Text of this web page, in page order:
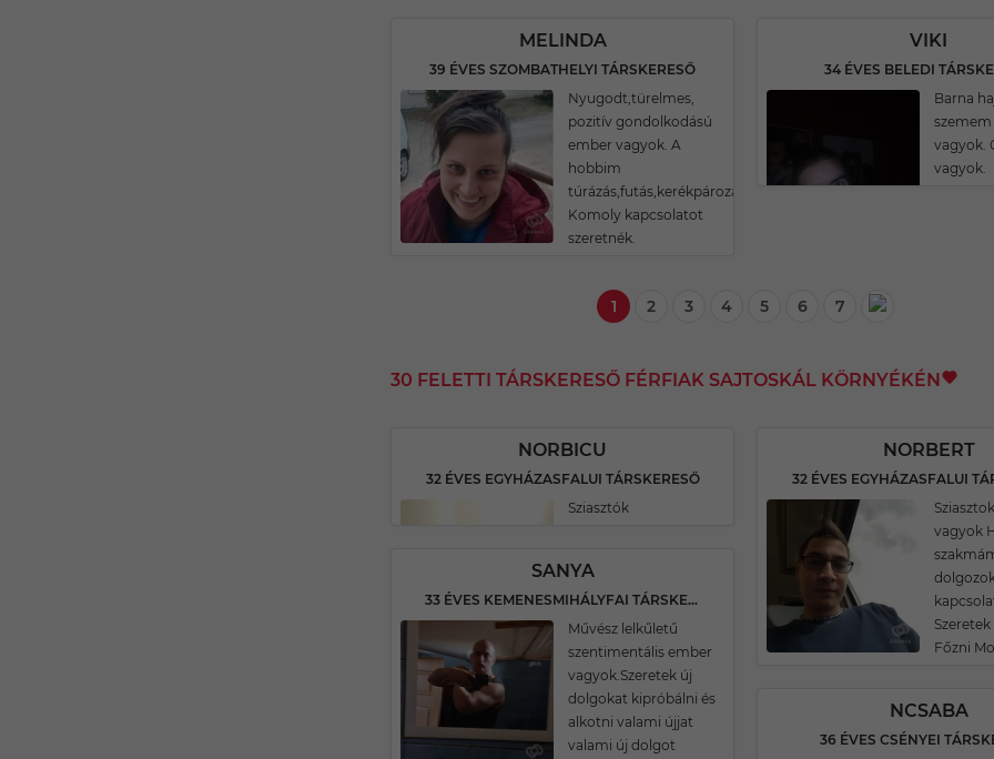
MELINDA
39 ÉVES SZOMBATHELYI TÁRSKERESŐ
Nyugodt,türelmes,
pozitív gondolkodású
ember vagyok. A
hobbim
túrázás,futás,kerékpározás.
Komoly kapcsolatot
szeretnék.
VIKI
34 ÉVES BELEDI
Barna
szemem
vagyok.
vagyok.
1 2 3 4 5 6 7
30 FELETTI TÁRSKERESŐ FÉRFIAK SAJTOSKÁL KÖRNYÉKÉN
NORBICU
32 ÉVES EGYHÁZASFALUI TÁRSKERESŐ
Sziasztók
SANYA
33 ÉVES KEMENESMIHÁLYFAI TÁRSKERESŐ
Művész lelkűletű
szentimentális ember
vagyok.Szeretek új
dolgokat kipróbálni és
alkotni valami újjat
valami új dolgot
NORBERT
32 ÉVES EGYHÁZASFALUI
vagyok
Főzni
NCSABA
36 ÉVES CSÉNYEI